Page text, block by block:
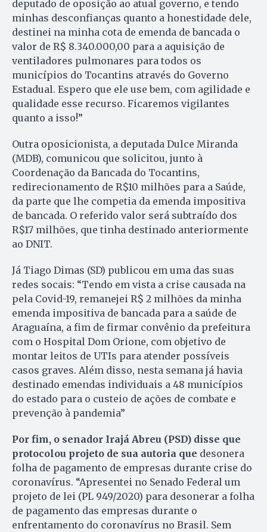
deputado de oposição ao atual governo, e tendo
minhas desconfianças quanto a honestidade dele,
destinei na minha cota de emenda de bancada o
valor de R$ 8.340.000,00 para a aquisição de
ventiladores pulmonares para todos os
municípios do Tocantins através do Governo
Estadual. Espero que ele use bem, com agilidade e
qualidade esse recurso. Ficaremos vigilantes
quanto a isso!”
Outra oposicionista, a deputada Dulce Miranda
(MDB), comunicou que solicitou, junto à
Coordenação da Bancada do Tocantins,
redirecionamento de R$10 milhões para a Saúde,
da parte que lhe competia da emenda impositiva
de bancada. O referido valor será subtraído dos
R$17 milhões, que tinha destinado anteriormente
ao DNIT.
Já Tiago Dimas (SD) publicou em uma das suas
redes socais: “Tendo em vista a crise causada na
pela Covid-19, remanejei R$ 2 milhões da minha
emenda impositiva de bancada para a saúde de
Araguaína, a fim de firmar convênio da prefeitura
com o Hospital Dom Orione, com objetivo de
montar leitos de UTIs para atender possíveis
casos graves. Além disso, nesta semana já havia
destinado emendas individuais a 48 municípios
do estado para o custeio de ações de combate e
prevenção à pandemia”
Por fim, o senador Irajá Abreu (PSD) disse que
protocolou projeto de sua autoria que desonera
folha de pagamento de empresas durante crise do
coronavírus. “Apresentei no Senado Federal um
projeto de lei (PL 949/2020) para desonerar a folha
de pagamento das empresas durante o
enfrentamento do coronavírus no Brasil. Sem